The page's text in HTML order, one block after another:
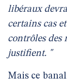
libéraux
certains cas
contrôles des
justifient. "
Mais ce